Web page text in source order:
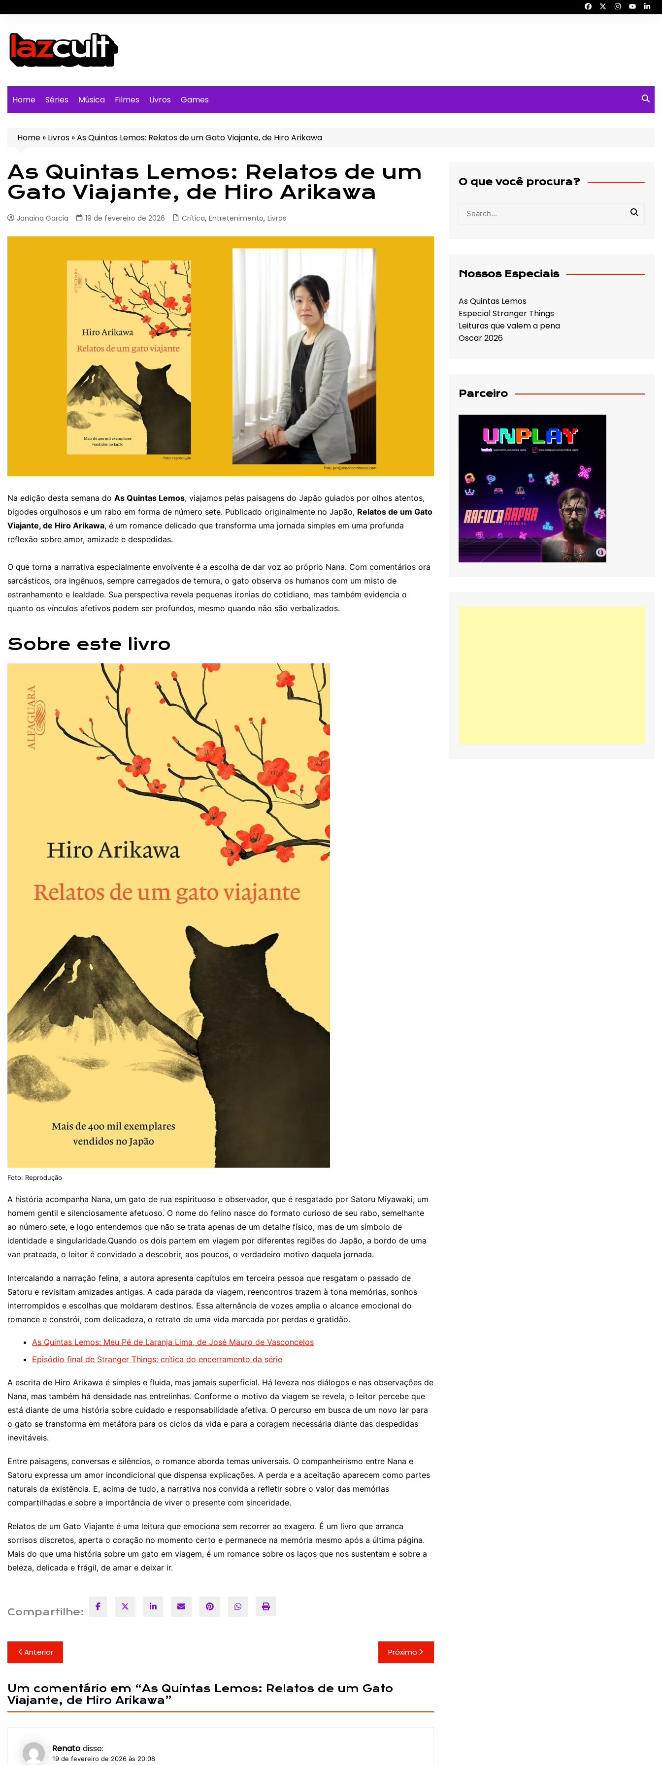
para
conteúdo
Home Séries Música Filmes Livros Games
Home » Livros »As Quintas Lemos: Relatos de um Gato Viajante, de Hiro Arikawa
As Quintas Lemos: Relatos de um
Gato Viajante, de Hiro Arikawa
Janaina Garcia 19 de fevereiro de 2026 Crítica, Entretenimento, Livros
Na edição desta semana do As Quintas Lemos, viajamos pelas paisagens do Japão guiados por olhos atentos,
bigodes orgulhosos e um rabo em forma de número sete. Publicado originalmente no Japão, Relatos de um Gato
Viajante, de Hiro Arikawa, é um romance delicado que transforma uma jornada simples em uma profunda
reflexão sobre amor, amizade e despedidas.
O que torna a narrativa especialmente envolvente é a escolha de dar voz ao próprio Nana. Com comentários ora
sarcásticos, ora ingênuos, sempre carregados de ternura, o gato observa os humanos com um misto de
estranhamento e lealdade. Sua perspectiva revela pequenas ironias do cotidiano, mas também evidencia o
quanto os vínculos afetivos podem ser profundos, mesmo quando não são verbalizados.
Sobre este livro
Foto: Reprodução
A história acompanha Nana, um gato de rua espirituoso e observador, que é resgatado por Satoru Miyawaki, um
homem gentil e silenciosamente afetuoso. O nome do felino nasce do formato curioso de seu rabo, semelhante
ao número sete, e logo entendemos que não se trata apenas de um detalhe físico, mas de um símbolo de
identidade e singularidade.Quando os dois partem em viagem por diferentes regiões do Japão, a bordo de uma
van prateada, o leitor é convidado a descobrir, aos poucos, o verdadeiro motivo daquela jornada.
Intercalando a narração felina, a autora apresenta capítulos em terceira pessoa que resgatam o passado de
Satoru e revisitam amizades antigas. A cada parada da viagem, reencontros trazem à tona memórias, sonhos
interrompidos e escolhas que moldaram destinos. Essa alternância de vozes amplia o alcance emocional do
romance e constrói, com delicadeza, o retrato de uma vida marcada por perdas e gratidão.
As Quintas Lemos: Meu Pé de Laranja Lima, de José Mauro de Vasconcelos
Episódio final de Stranger Things: crítica do encerramento da série
A escrita de Hiro Arikawa é simples e fluida, mas jamais superficial. Há leveza nos diálogos e nas observações de
Nana, mas também há densidade nas entrelinhas. Conforme o motivo da viagem se revela, o leitor percebe que
está diante de uma história sobre cuidado e responsabilidade afetiva. O percurso em busca de um novo lar para
o gato se transforma em metáfora para os ciclos da vida e para a coragem necessária diante das despedidas
inevitáveis.
Entre paisagens, conversas e silêncios, o romance aborda temas universais. O companheirismo entre Nana e
Satoru expressa um amor incondicional que dispensa explicações. A perda e a aceitação aparecem como partes
naturais da existência. E, acima de tudo, a narrativa nos convida a refletir sobre o valor das memórias
compartilhadas e sobre a importância de viver o presente com sinceridade.
Relatos de um Gato Viajante é uma leitura que emociona sem recorrer ao exagero. É um livro que arranca
sorrisos discretos, aperta o coração no momento certo e permanece na memória mesmo após a última página.
Mais do que uma história sobre um gato em viagem, é um romance sobre os laços que nos sustentam e sobre a
beleza, delicada e frágil, de amar e deixar ir.
Compartilhe:
Navegação
de
Post
Anterior Próximo
Um comentário em “As Quintas Lemos: Relatos de um Gato
Viajante, de Hiro Arikawa”
Renato disse:
19 de fevereiro de 2026 às 20:08
O que você procura?
Nossos Especiais
As Quintas Lemos
Especial Stranger Things
Leituras que valem a pena
Oscar 2026
Parceiro